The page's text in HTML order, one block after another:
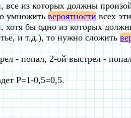
все из которых должны
умножитьвероятностивсех
хотя бы одно из которых
и т.д.), то нужно сложить
- попал, 2-ой выстрел -
P=1-0,5=0,5.